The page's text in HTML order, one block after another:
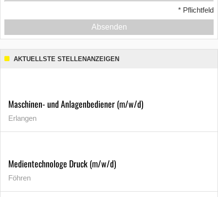
* Pflichtfeld
Absenden
AKTUELLSTE STELLENANZEIGEN
Maschinen- und Anlagenbediener (m/w/d)
Erlangen
Medientechnologe Druck (m/w/d)
Föhren